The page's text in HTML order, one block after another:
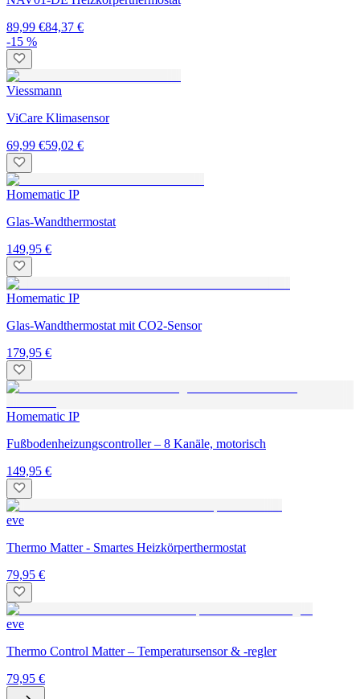
89,99 €84,37 €
-15 %
Viessmann
ViCare Klimasensor
69,99 €59,02 €
Homematic IP
Glas-Wandthermostat
149,95 €
Homematic IP
Glas-Wandthermostat mit CO2-Sensor
179,95 €
Homematic IP
Fußbodenheizungscontroller – 8 Kanäle, motorisch
149,95 €
eve
Thermo Matter - Smartes Heizkörperthermostat
79,95 €
eve
Thermo Control Matter – Temperatursensor & -regler
79,95 €